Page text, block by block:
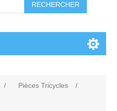
RECHERCHER
/ Pièces Tricycles
/